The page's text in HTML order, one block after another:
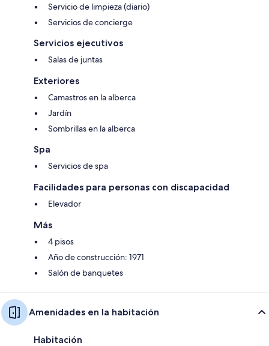
Servicio de limpieza (diario)
Servicios de concierge
Servicios ejecutivos
Salas de juntas
Exteriores
Camastros en la alberca
Jardín
Sombrillas en la alberca
Spa
Servicios de spa
Facilidades para personas con discapacidad
Elevador
Más
4 pisos
Año de construcción: 1971
Salón de banquetes
Amenidades en la habitación
Habitación